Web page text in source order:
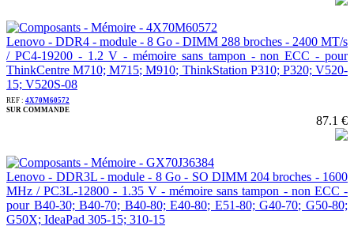
Lenovo - DDR4 - module - 8 Go - DIMM 288 broches - 2400 MT/s
/ PC4-19200 - 1.2 V - mémoire sans tampon - non ECC - pour
ThinkCentre M710; M715; M910; ThinkStation P310; P320; V520-
15; V520S-08
REF : 4X70M60572
SUR COMMANDE
87.1 €
Lenovo - DDR3L - module - 8 Go - SO DIMM 204 broches - 1600
MHz / PC3L-12800 - 1.35 V - mémoire sans tampon - non ECC -
pour B40-30; B40-70; B40-80; E40-80; E51-80; G40-70; G50-80;
G50X; IdeaPad 305-15; 310-15